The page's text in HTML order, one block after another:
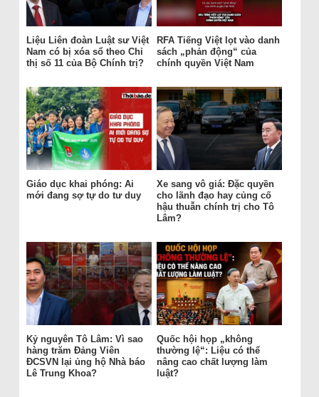
Liệu Liên đoàn Luật sư Việt
Nam có bị xóa sổ theo Chỉ
thị số 11 của Bộ Chính trị?
RFA Tiếng Việt lọt vào danh
sách „phản động“ của
chính quyền Việt Nam
Giáo dục khai phóng: Ai
mới đang sợ tự do tư duy
Xe sang vô giá: Đặc quyền
cho lãnh đạo hay củng cố
hậu thuẫn chính trị cho Tô
Lâm?
Kỷ nguyên Tô Lâm: Vì sao
hàng trăm Đảng Viên
ĐCSVN lại ủng hộ Nhà báo
Lê Trung Khoa?
Quốc hội họp „không
thường lệ“: Liệu có thể
nâng cao chất lượng làm
luật?